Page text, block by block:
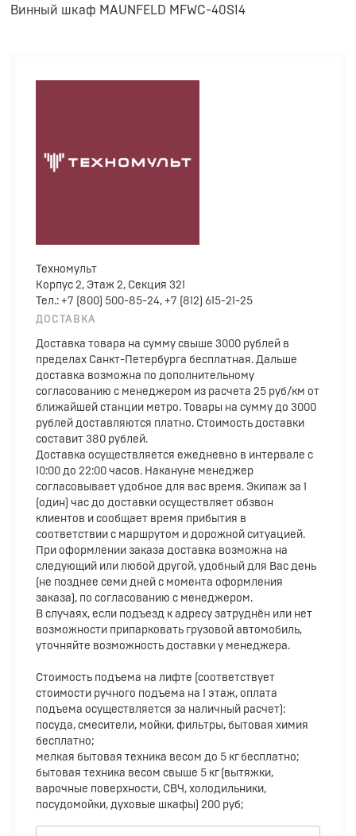
Винный шкаф MAUNFELD MFWC-40S14
Техномульт
Корпус 2, Этаж 2, Секция 321
Тел.: +7 (800) 500-85-24, +7 (812) 615-21-25
ДОСТАВКА
Доставка товара на сумму свыше 3000 рублей в
пределах Санкт-Петербурга бесплатная. Дальше
доставка возможна по дополнительному
согласованию с менеджером из расчета 25 руб/км от
ближайшей станции метро. Товары на сумму до 3000
рублей доставляются платно. Стоимость доставки
составит 380 рублей.
Доставка осуществляется ежедневно в интервале с
10:00 до 22:00 часов. Накануне менеджер
согласовывает удобное для вас время. Экипаж за 1
(один) час до доставки осуществляет обзвон
клиентов и сообщает время прибытия в
соответствии с маршрутом и дорожной ситуацией.
При оформлении заказа доставка возможна на
следующий или любой другой, удобный для Вас день
(не позднее семи дней с момента оформления
заказа), по согласованию с менеджером.
В случаях, если подъезд к адресу затруднён или нет
возможности припарковать грузовой автомобиль,
уточняйте возможность доставки у менеджера.
Стоимость подъема на лифте (соответствует
стоимости ручного подъема на 1 этаж, оплата
подъема осуществляется за наличный расчет):
посуда, смесители, мойки, фильтры, бытовая химия
бесплатно;
мелкая бытовая техника весом до 5 кг бесплатно;
бытовая техника весом свыше 5 кг (вытяжки,
варочные поверхности, СВЧ, холодильники,
посудомойки, духовые шкафы) 200 руб;